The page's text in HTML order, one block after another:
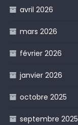
avril 2026
mars 2026
février 2026
janvier 2026
octobre 2025
septembre 2025